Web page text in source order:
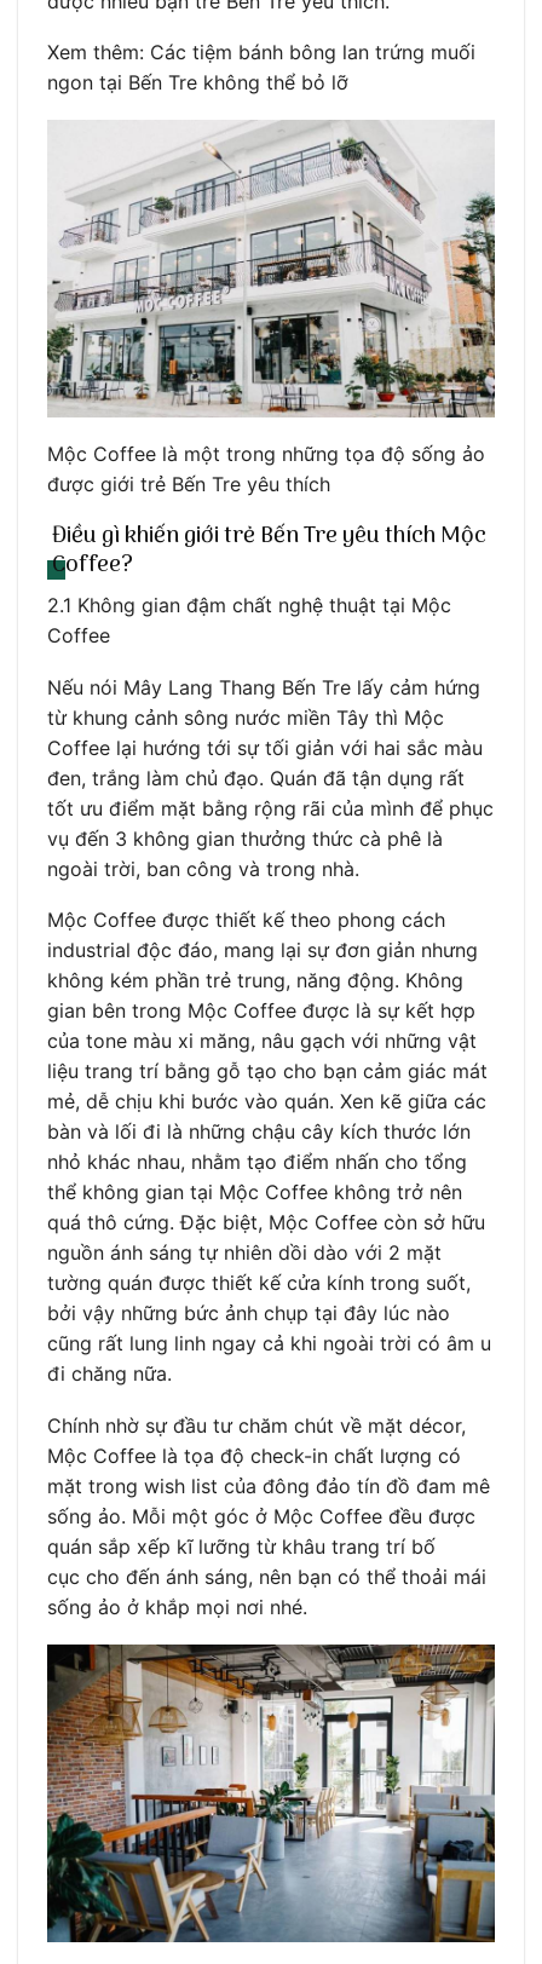
Xem thêm: Các tiệm bánh bông lan trứng muối
ngon tại Bến Tre không thể bỏ lỡ
Mộc Coffee là một trong những tọa độ sống ảo
được giới trẻ Bến Tre yêu thích
Điều gì khiến giới trẻ Bến Tre yêu thích Mộc
Coffee?
2.1 Không gian đậm chất nghệ thuật tại Mộc
Coffee
Nếu nói Mây Lang Thang Bến Tre lấy cảm hứng
từ khung cảnh sông nước miền Tây thì Mộc
Coffee lại hướng tới sự tối giản với hai sắc màu
đen, trắng làm chủ đạo. Quán đã tận dụng rất
tốt ưu điểm mặt bằng rộng rãi của mình để phục
vụ đến 3 không gian thưởng thức cà phê là
ngoài trời, ban công và trong nhà.
Mộc Coffee được thiết kế theo phong cách
industrial độc đáo, mang lại sự đơn giản nhưng
không kém phần trẻ trung, năng động. Không
gian bên trong Mộc Coffee được là sự kết hợp
của tone màu xi măng, nâu gạch với những vật
liệu trang trí bằng gỗ tạo cho bạn cảm giác mát
mẻ, dễ chịu khi bước vào quán. Xen kẽ giữa các
bàn và lối đi là những chậu cây kích thước lớn
nhỏ khác nhau, nhằm tạo điểm nhấn cho tổng
thể không gian tại Mộc Coffee không trở nên
quá thô cứng. Đặc biệt, Mộc Coffee còn sở hữu
nguồn ánh sáng tự nhiên dồi dào với 2 mặt
tường quán được thiết kế cửa kính trong suốt,
bởi vậy những bức ảnh chụp tại đây lúc nào
cũng rất lung linh ngay cả khi ngoài trời có âm u
đi chăng nữa.
Chính nhờ sự đầu tư chăm chút về mặt décor,
Mộc Coffee là tọa độ check-in chất lượng có
mặt trong wish list của đông đảo tín đồ đam mê
sống ảo. Mỗi một góc ở Mộc Coffee đều được
quán sắp xếp kĩ lưỡng từ khâu trang trí bố
cục cho đến ánh sáng, nên bạn có thể thoải mái
sống ảo ở khắp mọi nơi nhé.